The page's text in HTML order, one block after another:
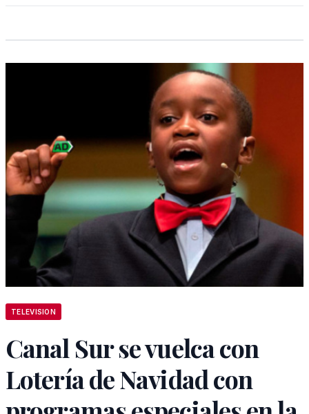
TELEVISION
Canal Sur se vuelca con
Lotería de Navidad con